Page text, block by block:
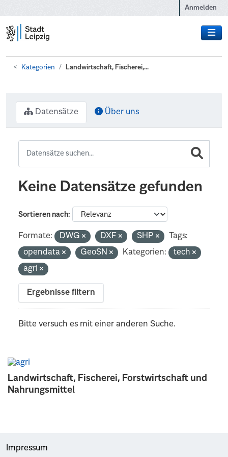
Anmelden
Kategorien Landwirtschaft, Fischerei,...
Landwirtschaft, Fischerei, Forstwirtschaft und
Nahrungsmittel
Datensätze Über uns
Keine Datensätze gefunden
Sortieren nach
Formate: DWG DXF SHP
Tags:
opendata
GeoSN Kategorien:
tech
agri
Ergebnisse filtern
Bitte versuch es mit einer anderen Suche.
Impressum